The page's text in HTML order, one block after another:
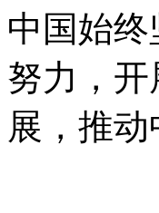
中国始
努力，
展，推